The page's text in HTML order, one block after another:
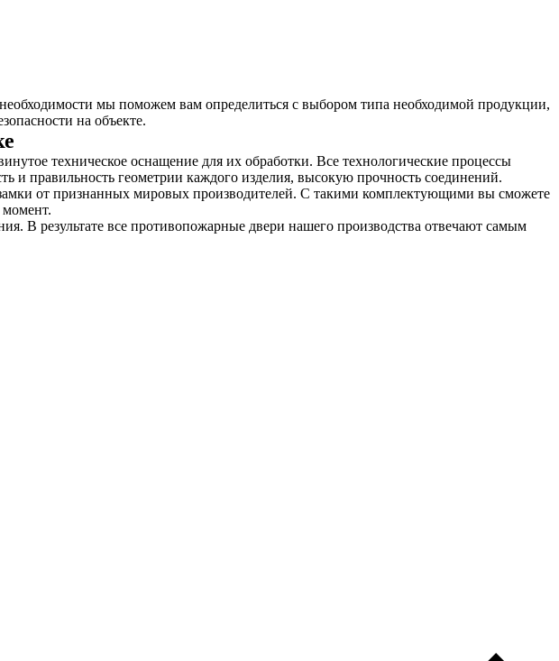
мы поможем вам определиться с выбором типа необходимой продукции,
на объекте.
техническое оснащение для их обработки. Все технологические процессы
и правильность геометрии каждого изделия, высокую прочность соединений.
от признанных мировых производителей. С такими комплектующими вы сможете
В результате все противопожарные двери нашего производства отвечают самым